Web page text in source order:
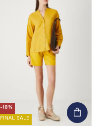
-18%
FINAL SALE